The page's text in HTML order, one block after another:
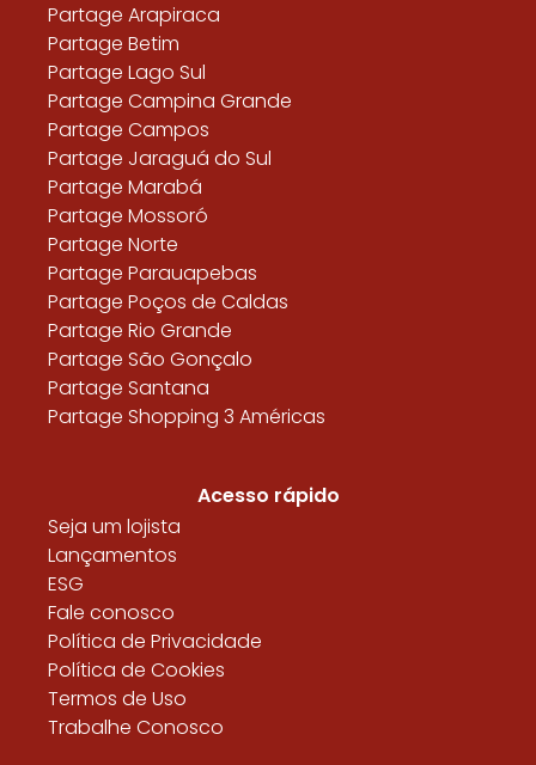
Partage Arapiraca
Partage Betim
Partage Lago Sul
Partage Campina Grande
Partage Campos
Partage Jaraguá do Sul
Partage Marabá
Partage Mossoró
Partage Norte
Partage Parauapebas
Partage Poços de Caldas
Partage Rio Grande
Partage São Gonçalo
Partage Santana
Partage Shopping 3 Américas
Acesso rápido
Seja um lojista
Lançamentos
ESG
Fale conosco
Política de Privacidade
Política de Cookies
Termos de Uso
Trabalhe Conosco